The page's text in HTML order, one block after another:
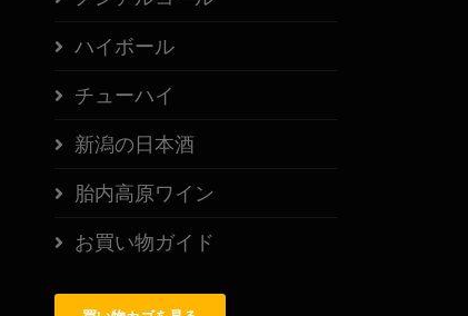
ハイボール
チューハイ
新潟の日本酒
胎内高原ワイン
お買い物ガイド